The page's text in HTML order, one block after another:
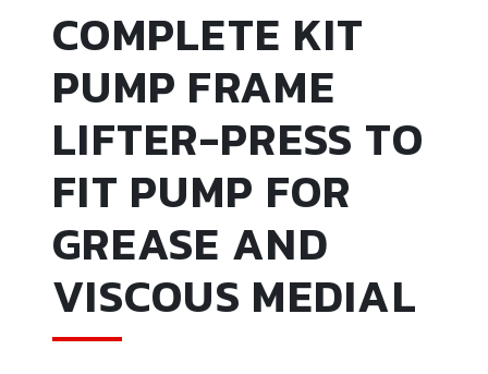
COMPLETE KIT
PUMP FRAME
LIFTER-PRESS TO
FIT PUMP FOR
GREASE AND
VISCOUS MEDIAL